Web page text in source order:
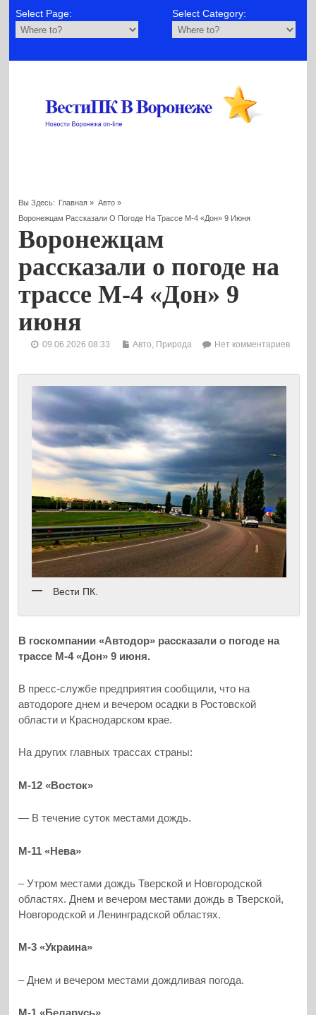
Select Page: Select Category:
Вы Здесь: Главная » Авто»
Воронежцам Рассказали О Погоде На Трассе М-4 «Дон» 9 Июня
Воронежцам
рассказали о погоде на
трассе М-4 «Дон» 9
июня
09.06.2026 08:33 Авто Природа Нет комментариев
Вести ПК.
В госкомпании «Автодор» рассказали о погоде на
трассе М-4 «Дон» 9 июня.
В пресс-службе предприятия сообщили, что на
автодороге днем и вечером осадки в Ростовской
области и Краснодарском крае.
На других главных трассах страны:
М-12 «Восток»
— В течение суток местами дождь.
М-11 «Нева»
– Утром местами дождь Тверской и Новгородской
областях. Днем и вечером местами дождь в Тверской,
Новгородской и Ленинградской областях.
М-3 «Украина»
– Днем и вечером местами дождливая погода.
М-1 «Беларусь»